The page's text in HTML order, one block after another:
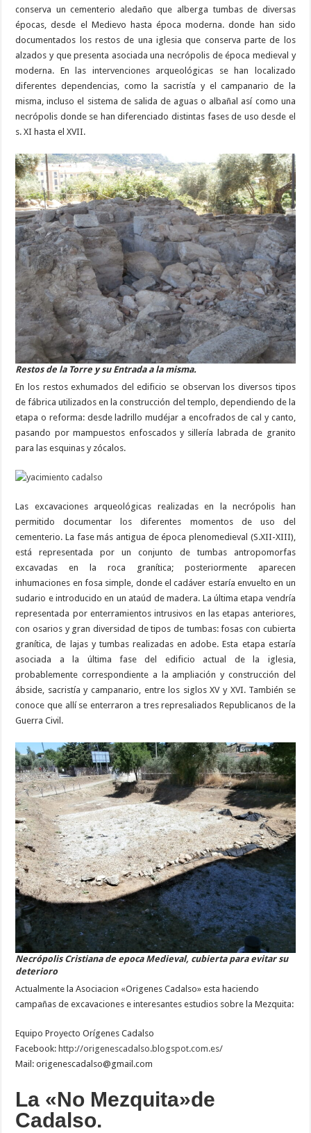
conserva un cementerio aledaño que alberga tumbas de diversas
épocas, desde el Medievo hasta época moderna. donde han sido
documentados los restos de una iglesia que conserva parte de los
alzados y que presenta asociada una necrópolis de época medieval y
moderna. En las intervenciones arqueológicas se han localizado
diferentes dependencias, como la sacristía y el campanario de la
misma, incluso el sistema de salida de aguas o albañal así como una
necrópolis donde se han diferenciado distintas fases de uso desde el
s. XI hasta el XVII.
Restos de la Torre y su Entrada a la misma.
En los restos exhumados del edificio se observan los diversos tipos
de fábrica utilizados en la construcción del templo, dependiendo de la
etapa o reforma: desde ladrillo mudéjar a encofrados de cal y canto,
pasando por mampuestos enfoscados y sillería labrada de granito
para las esquinas y zócalos.
Las excavaciones arqueológicas realizadas en la necrópolis han
permitido documentar los diferentes momentos de uso del
cementerio. La fase más antigua de época plenomedieval (S.XII-XIII),
está representada por un conjunto de tumbas antropomorfas
excavadas en la roca granítica; posteriormente aparecen
inhumaciones en fosa simple, donde el cadáver estaría envuelto en un
sudario e introducido en un ataúd de madera. La última etapa vendría
representada por enterramientos intrusivos en las etapas anteriores,
con osarios y gran diversidad de tipos de tumbas: fosas con cubierta
granítica, de lajas y tumbas realizadas en adobe. Esta etapa estaría
asociada a la última fase del edificio actual de la iglesia,
probablemente correspondiente a la ampliación y construcción del
ábside, sacristía y campanario, entre los siglos XV y XVI. También se
conoce que allí se enterraron a tres represaliados Republicanos de la
Guerra Civil.
Necrópolis Cristiana de epoca Medieval, cubierta para evitar su
deterioro
Actualmente la Asociacion «Origenes Cadalso» esta haciendo
campañas de excavaciones e interesantes estudios sobre la Mezquita:
Equipo Proyecto Orígenes Cadalso
Facebook: http://origenescadalso.blogspot.com.es/
Mail: origenescadalso@gmail.com
La «No Mezquita»de
Cadalso.